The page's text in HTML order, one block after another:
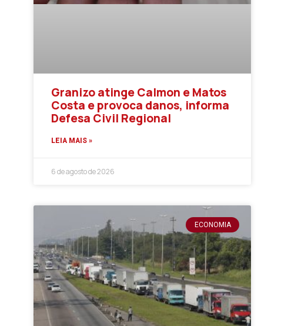
Granizo atinge Calmon e Matos
Costa e provoca danos, informa
Defesa Civil Regional
LEIA MAIS »
6 de agosto de 2026
ECONOMIA